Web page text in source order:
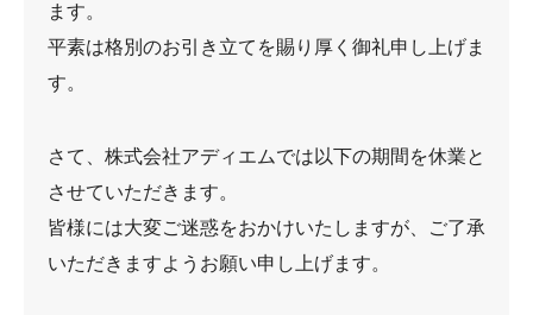
ます。
平素は格別のお引き立てを賜り厚く御礼申し上げま
す。
さて、株式会社アディエムでは以下の期間を休業と
させていただきます。
皆様には大変ご迷惑をおかけいたしますが、ご了承
いただきますようお願い申し上げます。